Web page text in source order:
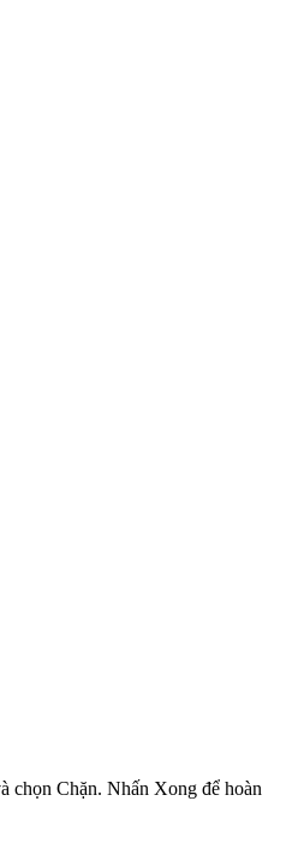
chọn Chặn. Nhấn Xong để hoàn